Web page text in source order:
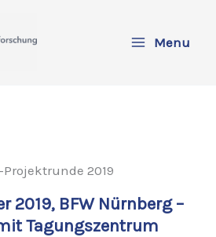
Menu
Projektrunde 2019
2019, BFW Nürnberg –
Tagungszentrum